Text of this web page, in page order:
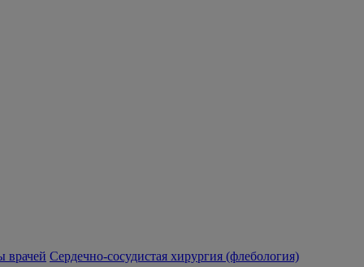
врачей Сердечно-сосудистая хирургия (флебология)